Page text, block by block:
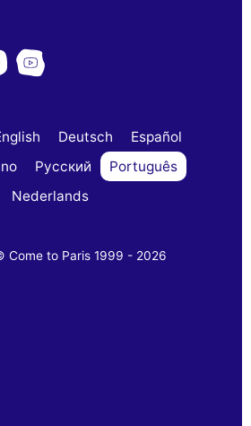
Deutsch
Español
Русский
Português
Nederlands
Come to Paris 1999 - 2026